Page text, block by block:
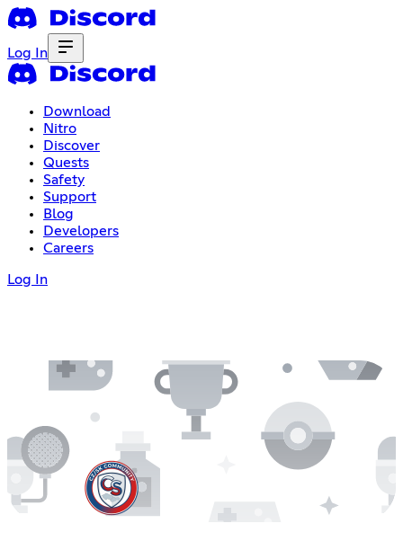
Log In
Download
Nitro
Discover
Quests
Safety
Support
Blog
Developers
Careers
Log In